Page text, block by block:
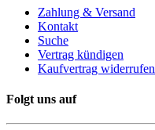
Zahlung & Versand
Kontakt
Suche
Vertrag kündigen
Kaufvertrag widerrufen
Folgt uns auf